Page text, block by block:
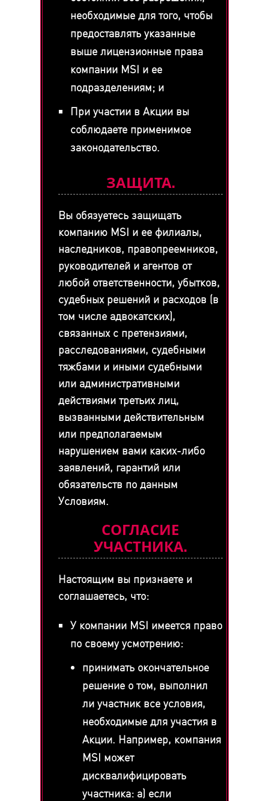
необходимые для того, чтобы
предоставлять указанные
выше лицензионные права
компании MSI и ее
подразделениям; и
При участии в Акции вы
соблюдаете применимое
законодательство.
ЗАЩИТА.
Вы обязуетесь защищать
компанию MSI и ее филиалы,
наследников, правопреемников,
руководителей и агентов от
любой ответственности, убытков,
судебных решений и расходов (в
том числе адвокатских),
связанных с претензиями,
расследованиями, судебными
тяжбами и иными судебными
или административными
действиями третьих лиц,
вызванными действительным
или предполагаемым
нарушением вами каких-либо
заявлений, гарантий или
обязательств по данным
Условиям.
СОГЛАСИЕ
УЧАСТНИКА.
Настоящим вы признаете и
соглашаетесь, что:
У компании MSI имеется право
по своему усмотрению:
принимать окончательное
решение о том, выполнил
ли участник все условия,
необходимые для участия в
Акции. Например, компания
MSI может
дисквалифицировать
участника: a) если